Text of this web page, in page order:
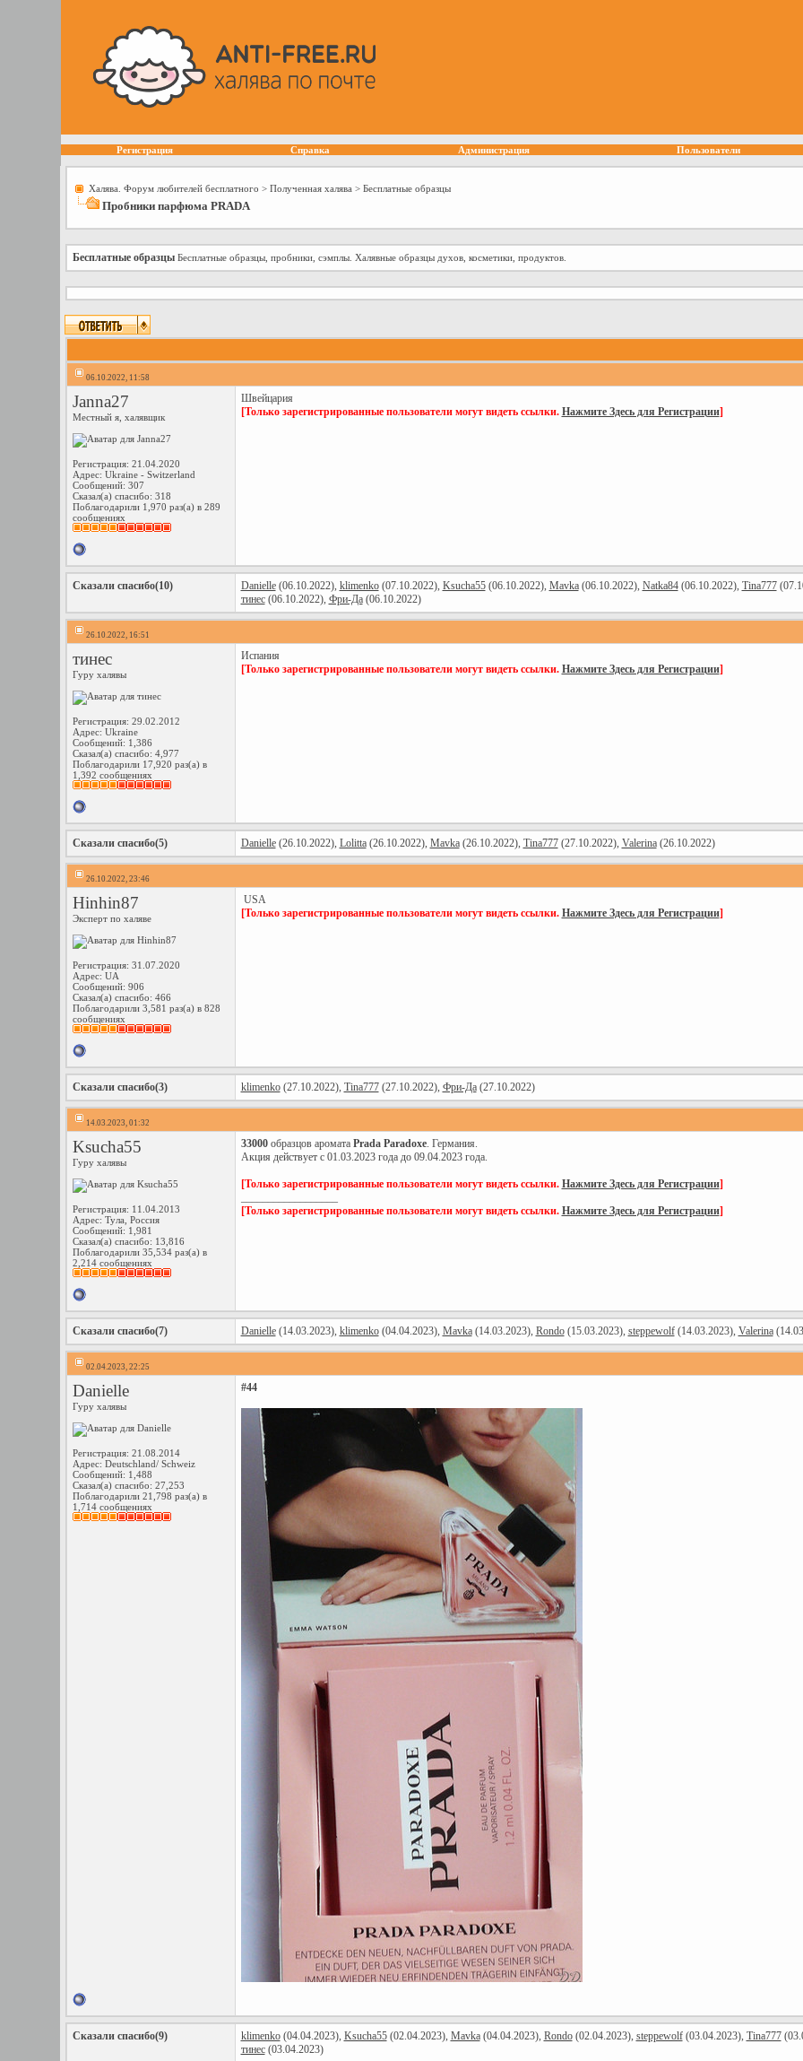
Регистрация Справка Администрация Пользователи
Халява. Форум любителей бесплатного > Полученная халява > Бесплатные образцы
Пробники парфюма PRADA
Бесплатные образцы Бесплатные образцы, пробники, сэмплы. Халявные образцы духов, косметики, продуктов.
06.10.2022, 11:58
Janna27
Местный я, халявщик
Регистрация: 21.04.2020
Адрес: Ukraine - Switzerland
Сообщений: 307
Сказал(а) спасибо: 318
Поблагодарили 1,970 раз(а) в 289
сообщениях
Швейцария
[Только зарегистрированные пользователи могут видеть ссылки. Нажмите Здесь для Регистрации]
Сказали спасибо(10) Danielle(06.10.2022), klimenko(07.10.2022), Ksucha55(06.10.2022), Mavka(06.10.2022), Natka84(06.10.2022), Tina777
тинес(06.10.2022), Фри-Да(06.10.2022)
26.10.2022, 16:51
тинес
Гуру халявы
Регистрация: 29.02.2012
Адрес: Ukraine
Сообщений: 1,386
Сказал(а) спасибо: 4,977
Поблагодарили 17,920 раз(а) в
1,392 сообщениях
Испания
[Только зарегистрированные пользователи могут видеть ссылки. Нажмите Здесь для Регистрации]
Сказали спасибо(5) Danielle(26.10.2022), Lolitta(26.10.2022), Mavka(26.10.2022), Tina777(27.10.2022), Valerina(26.10.2022)
26.10.2022, 23:46
Hinhin87
Эксперт по халяве
Регистрация: 31.07.2020
Адрес: UA
Сообщений: 906
Сказал(а) спасибо: 466
Поблагодарили 3,581 раз(а) в 828
сообщениях
USA
[Только зарегистрированные пользователи могут видеть ссылки. Нажмите Здесь для Регистрации]
Сказали спасибо(3) klimenko(27.10.2022), Tina777(27.10.2022), Фри-Да(27.10.2022)
14.03.2023, 01:32
Ksucha55
Гуру халявы
Регистрация: 11.04.2013
Адрес: Тула, Россия
Сообщений: 1,981
Сказал(а) спасибо: 13,816
Поблагодарили 35,534 раз(а) в
2,214 сообщениях
33000образцов аромата Prada Paradoxe. Германия.
Акция действует с 01.03.2023 года до 09.04.2023 года.
[Только зарегистрированные пользователи могут видеть ссылки. Нажмите Здесь для Регистрации]
[Только зарегистрированные пользователи могут видеть ссылки. Нажмите Здесь для Регистрации]
Сказали спасибо(7) Danielle(14.03.2023), klimenko(04.04.2023), Mavka(14.03.2023), Rondo(15.03.2023), steppewolf(14.03.2023), Valerina
02.04.2023, 22:25
Danielle
Гуру халявы
Регистрация: 21.08.2014
Адрес: Deutschland/ Schweiz
Сообщений: 1,488
Сказал(а) спасибо: 27,253
Поблагодарили 21,798 раз(а) в
1,714 сообщениях
#44
Сказали спасибо(9) klimenko(04.04.2023), Ksucha55(02.04.2023), Mavka(04.04.2023), Rondo(02.04.2023), steppewolf(03.04.2023), Tina777
тинес(03.04.2023)